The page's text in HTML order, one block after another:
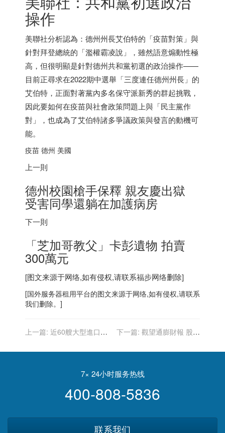
操作
美聯社分析認為：德州州長艾伯特的「疫苗對策」與
針對拜登總統的「濫權霸凌說」，雖然語意煽動性極
高，但很明顯是針對德州共和黨初選的政治操作——
目前正尋求在2022期中選舉「三度連任德州州長」的
艾伯特，正面對著黨內多名保守派新秀的群起挑戰，
因此要如何在疫苗與社會政策問題上與「民主黨作
對」，也成為了艾伯特諸多爭議政策與發言的動機可
能。
疫苗 德州 美國
上一則
德州校園槍手保釋 親友慶出獄
受害同學還躺在加護病房
下一則
「芝加哥教父」卡彭遺物 拍賣
300萬元
[图文来源于网络,如有侵权,请联系福步网络删除]
[国外服务器租用平台的图文来源于网络,如有侵权,请联系
我们删除。]
上一篇: 近60艘大型進口貨
下一篇: 觀望通膨財報 股指
7× 24小时服务热线
400-808-5836
联系我们